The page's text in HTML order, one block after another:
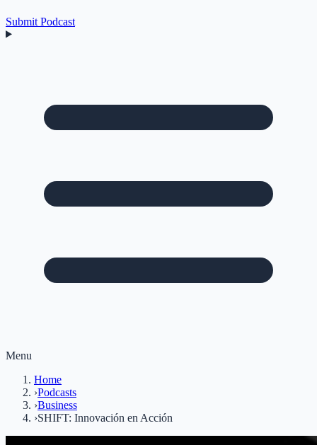
Submit Podcast
Menu
Home
›Podcasts
›Business
›SHIFT: Innovación en Acción